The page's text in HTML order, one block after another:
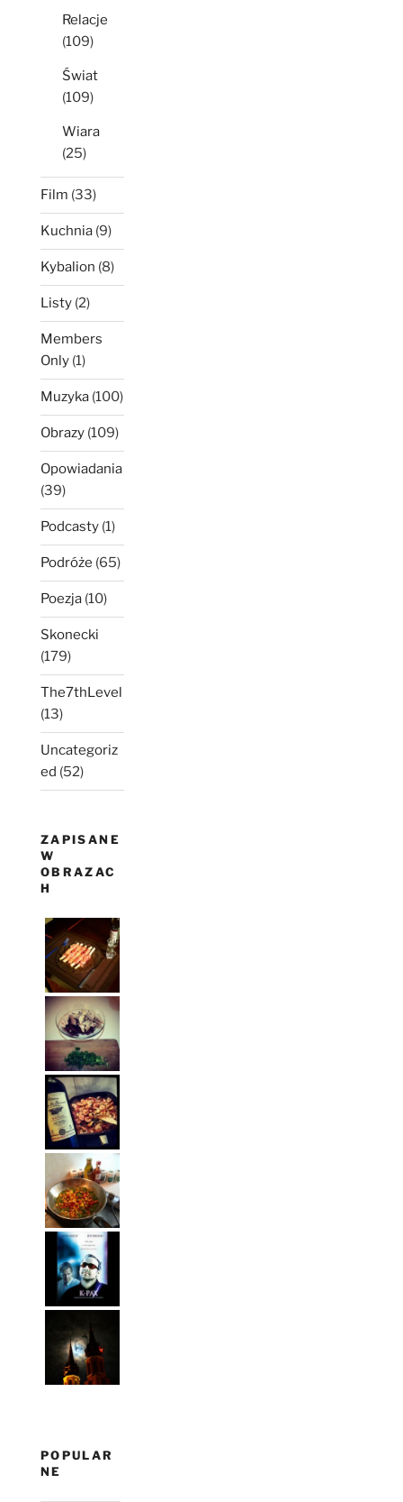
Relacje
(109)
Świat
(109)
Wiara
(25)
Film (33)
Kuchnia (9)
Kybalion (8)
Listy (2)
Members
Only (1)
Muzyka (100)
Obrazy (109)
Opowiadania
(39)
Podcasty (1)
Podróże (65)
Poezja (10)
Skonecki
(179)
The7thLevel
(13)
Uncategoriz
ed (52)
ZAPISANE
W
OBRAZAC
H
POPULAR
NE